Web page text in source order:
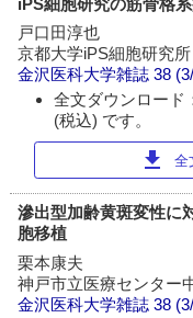
戸口田淳也
京都大学iPS細胞研究所
金沢医科大学雑誌 38
全文ダウンロード
(税込) です。
download 全
滲出型加齢黄斑変性に
胞移植
栗本康夫
神戸市立医療センター
金沢医科大学雑誌 38